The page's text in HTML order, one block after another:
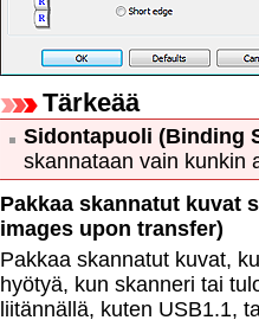
Tärkeää
Sidontapuoli (Binding
skannataan vain kunkin
Pakkaa skannatut kuvat
images upon transfer)
Pakkaa skannatut kuvat,
hyötyä, kun skanneri tai
liitännällä, kuten USB1.1,